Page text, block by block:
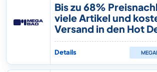
Bis zu 68%
viele Artikel und
Versand in den Hot
Details